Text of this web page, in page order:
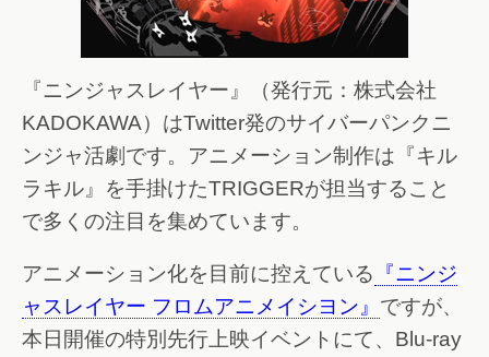
『ニンジャスレイヤー』（発行元：株式会社
KADOKAWA）はTwitter発のサイバーパンクニ
ンジャ活劇です。アニメーション制作は『キル
ラキル』を手掛けたTRIGGERが担当すること
で多くの注目を集めています。
アニメーション化を目前に控えている 『ニンジ
ャスレイヤー フロムアニメイシヨン』 ですが、
本日開催の特別先行上映イベントにて、Blu-ray